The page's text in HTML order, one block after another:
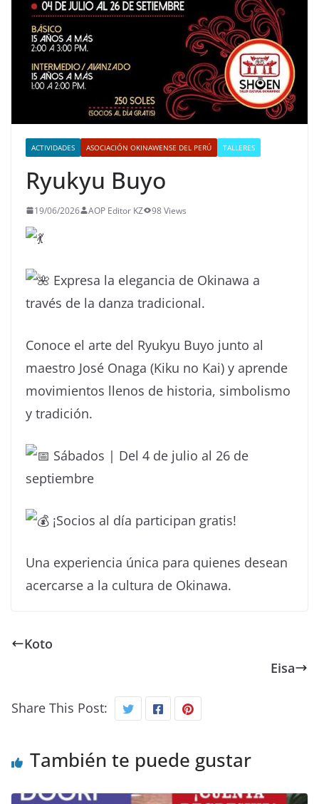
ACTIVIDADES ASOCIACIÓN OKINAWENSE DEL PERÚ TALLERES
Ryukyu Buyo
19/06/2026 AOP Editor KZ 98 Views
Expresa la elegancia de Okinawa a
través de la danza tradicional.
Conoce el arte del Ryukyu Buyo junto al
maestro José Onaga (Kiku no Kai) y aprende
movimientos llenos de historia, simbolismo
y tradición.
Sábados | Del 4 de julio al 26 de
septiembre
¡Socios al día participan gratis!
Una experiencia única para quienes desean
acercarse a la cultura de Okinawa.
Koto
Eisa
Share This Post:
También te puede gustar